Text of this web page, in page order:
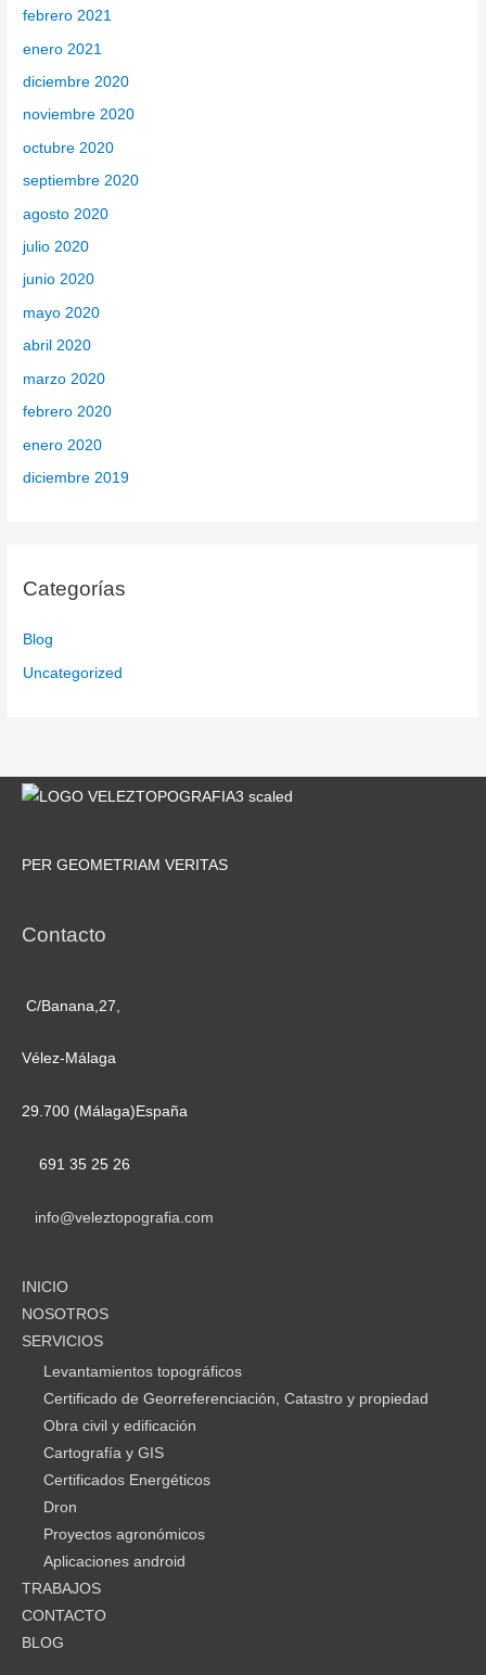
febrero 2021
enero 2021
diciembre 2020
noviembre 2020
octubre 2020
septiembre 2020
agosto 2020
julio 2020
junio 2020
mayo 2020
abril 2020
marzo 2020
febrero 2020
enero 2020
diciembre 2019
Categorías
Blog
Uncategorized
PER GEOMETRIAM VERITAS
Contacto
C/Banana,27,
Vélez-Málaga
29.700 (Málaga)España
691 35 25 26
info@veleztopografia.com
INICIO
NOSOTROS
SERVICIOS
Levantamientos topográficos
Certificado de Georreferenciación, Catastro y propiedad
Obra civil y edificación
Cartografía y GIS
Certificados Energéticos
Dron
Proyectos agronómicos
Aplicaciones android
TRABAJOS
CONTACTO
BLOG